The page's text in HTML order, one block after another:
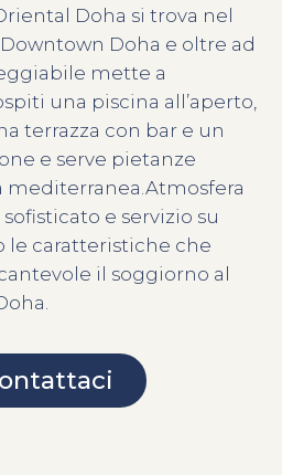
Doha si trova nel
Doha e oltre ad
mette a
una piscina all’aperto,
terrazza con bar e un
e serve pietanze
e servizio su
le caratteristiche che
il soggiorno al